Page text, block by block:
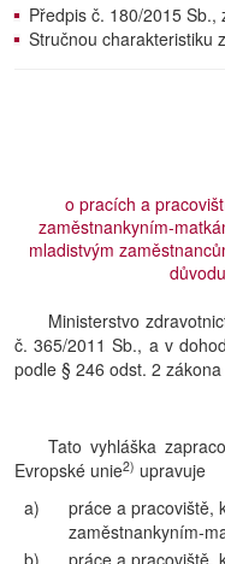
Předpis č. 180/2015
Stručnou charakteristiku
o pracích a
zaměstnankyním-
mladistvým
Ministerstvo
č. 365/2011 Sb., a v
podle § 246 odst. 2
Tato vyhláška
Evropské unie2) upravuje
a)
práce a pracoviště,
zaměstnankyním-
b)
práce a pracoviště,